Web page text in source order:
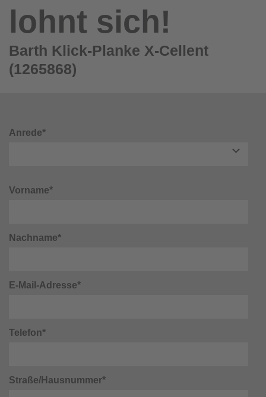
lohnt sich!
Barth Klick-Planke X-Cellent
(1265868)
Anrede*
Vorname*
Nachname*
E-Mail-Adresse*
Telefon*
Straße/Hausnummer*